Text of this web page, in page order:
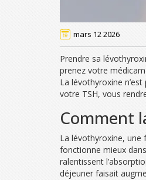
mars 12 2026
Prendre sa
prenez votre
La lévothyroxine
votre TSH, vous
Comment
La lévothyroxine, une
fonctionne mieux
ralentissent
déjeuner faisait